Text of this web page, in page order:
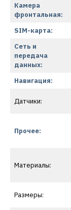
Камера
фронтальная:
SIM-карта:
Сеть и
передача
данных:
Навигация:
Датчики:
Прочее:
Материалы:
Размеры: